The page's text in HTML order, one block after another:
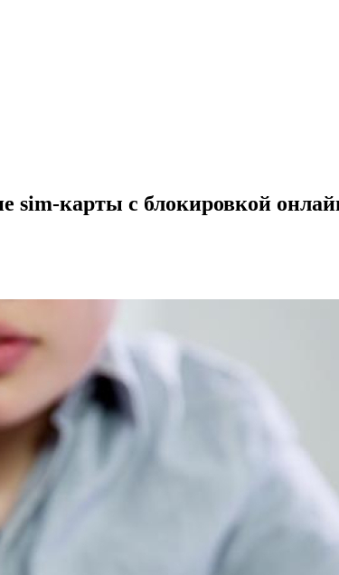
sim-карты с блокировкой